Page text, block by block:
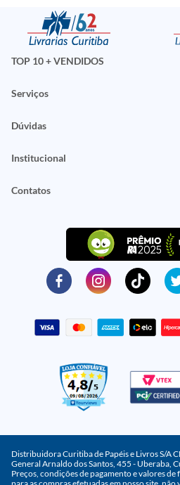
TOP 10 + VENDIDOS
Serviços
Dúvidas
Institucional
Contatos
Distribuidora Curitiba de Papéis e Livros S/A
General Arnaldo dos Santos, 455 - Uberaba,
Preços, condições de pagamento e valores